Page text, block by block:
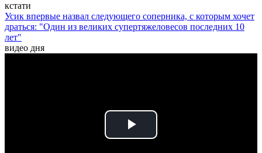
кстати
Усик впервые назвал следующего соперника, с которым хочет
драться: "Один из великих супертяжеловесов последних 10
лет"
видео дня
Play